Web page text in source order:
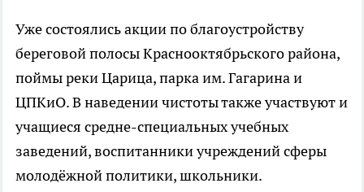
Уже состоялись акции по благоустройству
береговой полосы Краснооктябрьского района,
поймы реки Царица, парка им. Гагарина и
ЦПКиО. В наведении чистоты также участвуют и
учащиеся средне-специальных учебных
заведений, воспитанники учреждений сферы
молодёжной политики, школьники.